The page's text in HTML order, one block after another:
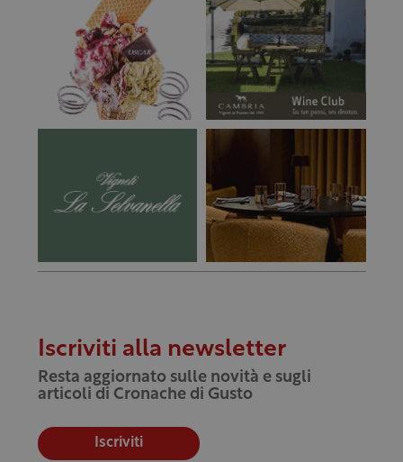
Iscriviti alla newsletter
Resta aggiornato sulle novità e sugli
articoli di Cronache di Gusto
Iscriviti